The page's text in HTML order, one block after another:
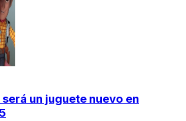
será un juguete nuevo en